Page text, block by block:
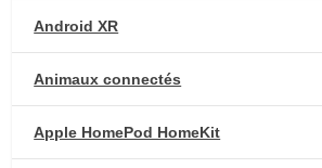
Android XR
Animaux connectés
Apple HomePod HomeKit